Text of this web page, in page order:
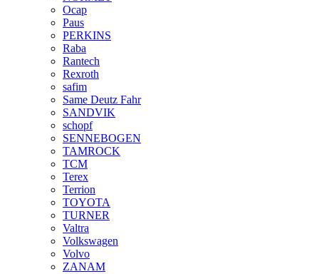
Ocap
Paus
PERKINS
Raba
Rantech
Rexroth
safim
Same Deutz Fahr
SANDVIK
schopf
SENNEBOGEN
TAMROCK
TCM
Terex
Terrion
TOYOTA
TURNER
Valtra
Volkswagen
Volvo
ZANAM